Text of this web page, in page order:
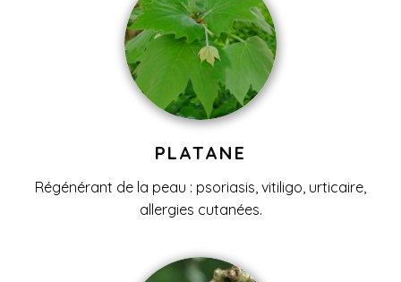
PLATANE
Régénérant de la peau : psoriasis, vitiligo, urticaire,
allergies cutanées.